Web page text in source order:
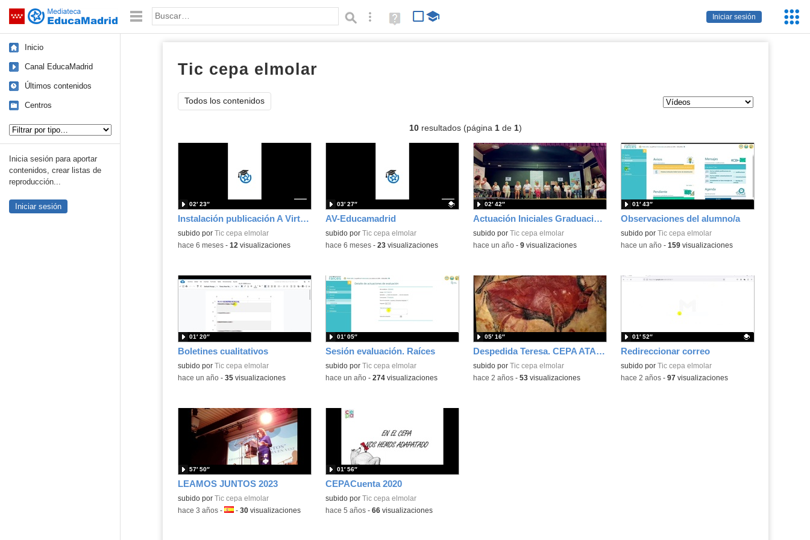
Saltar navegación
Iniciar sesión
Palabra o frase: Búsqueda avanzada
Ayuda
(en
Inicio
Canal EducaMadrid
Últimos contenidos
Centros
Inicia sesión para aportar
contenidos, crear listas de
reproducción...
Iniciar sesión
Tic cepa elmolar
Todos los contenidos
10resultados (página 1de 1)
Instalación publicación A Virtual
subido por Tic cepa elmolar
02′ 23″
-hace 6 meses- 12 visualizaciones
AV-Educamadrid
Contenido educativo.
subido por Tic cepa elmolar
03′ 27″
-hace 6 meses- 23visualizaciones
Actuación Iniciales Graduación 2024
subido por Tic cepa elmolar
02′ 42″
-hace un año- 9visualizaciones
Observaciones del alumno/a
subido por Tic cepa elmolar
01′ 43″
-hace un año- 159visualizaciones
Boletines cualitativos
subido por Tic cepa elmolar
01′ 20″
-hace un año- 35visualizaciones
Sesión evaluación. Raíces
subido por Tic cepa elmolar
01′ 05″
-hace un año- 274visualizaciones
Despedida Teresa. CEPA ATALAYAS
subido por Tic cepa elmolar
05′ 16″
-hace 2 años- 53visualizaciones
Redireccionar correo
Contenido educativo.
subido por Tic cepa elmolar
01′ 52″
-hace 2 años- 97visualizaciones
LEAMOS JUNTOS 2023
subido por Tic cepa elmolar
57′ 50″
-hace 3 años- Idioma:
- 30visualizaciones
CEPACuenta 2020
subido por Tic cepa elmolar
01′ 56″
-hace 5 años- 66visualizaciones